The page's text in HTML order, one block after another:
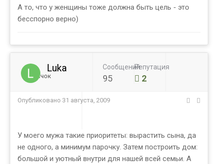
А то, что у женщины тоже должна быть цель - это
бесспорно верно)
Luka
Новичок
Сообщений
95
Репутация
2
Опубликовано 31 августа, 2009
У моего мужа такие приоритеты: вырастить сына, да
не одного, а минимум парочку. Затем построить дом:
большой и уютный внутри для нашей всей семьи. А